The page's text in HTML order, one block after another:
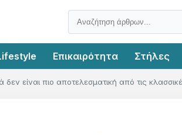
Επικαιρότητα Στήλες
δεν είναι πιο αποτελεσματική από τις